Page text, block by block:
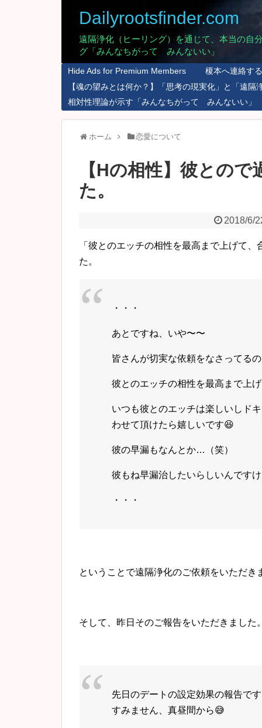
Dailyrootsfinder.com
遠隔浄化（ヒーリング）を通じて、本当の
グ「みんなちがって みんないい」
Hide Ads for Premium Members
榎本へ連絡す
【魂の望みとは何か？】「思考の現実化」と「遠隔
相対性理論が示す「みんなちがって みんないい」
ホーム 恋愛について
【Hの相性】彼との
た。
2018/6/
「彼とのエッチの相性を最高まで上げて
た。
・・・
あとですね、いや〜〜
皆さんが切実な依頼をなさってる
彼とのエッチの相性を最高まで上
いつも彼とのエッチは楽しいしド
わせて頂けたら嬉しいです😆
彼の早漏もなんとか…（笑）
彼もね早漏治したいらしいんです
・・・
ということで遠隔浄化のご依頼をいただき
そして、昨日そのご報告をいただきました
先日のデートの設定効果の報告で
すみません、真昼間から😅